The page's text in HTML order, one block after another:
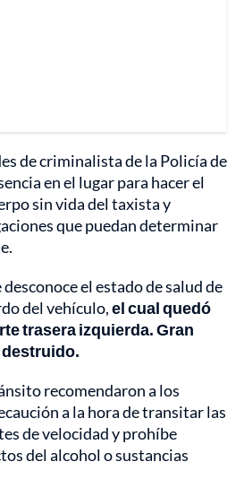
de criminalista de la Policía de
en el lugar para hacer el
sin vida del taxista y
que puedan determinar
el estado de salud de
del vehículo,el cual quedó
trasera izquierda. Gran
destruido.
recomendaron a los
a la hora de transitar las
de velocidad y prohíbe
del alcohol o sustancias